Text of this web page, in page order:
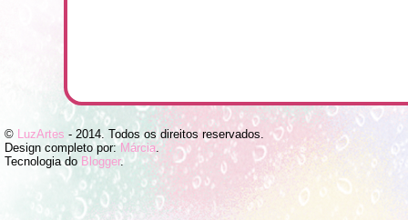
© LuzArtes - 2014. Todos os direitos reservados.
Design completo por:Márcia.
Tecnologia do Blogger.